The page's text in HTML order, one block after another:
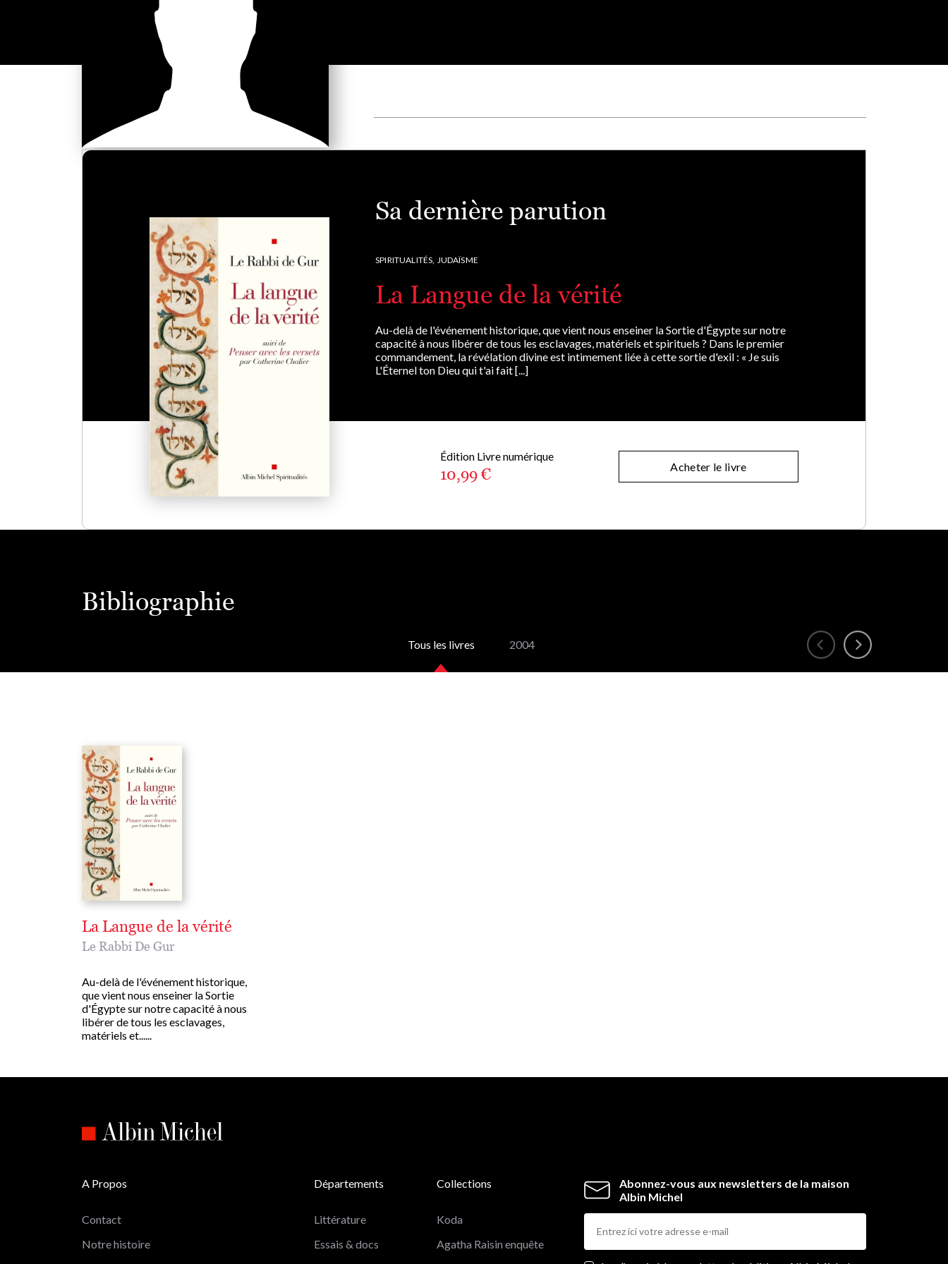
Sa dernière parution
SPIRITUALITÉS, JUDAÏSME
La Langue de la vérité
Au-delà de l'événement historique, que vient nous enseiner la Sortie d'Égypte sur notre
capacité à nous libérer de tous les esclavages, matériels et spirituels ? Dans le premier
commandement, la révélation divine est intimement liée à cette sortie d'exil : « Je suis
L'Éternel ton Dieu qui t'ai fait [...]
Édition Livre numérique
10,99 € Acheter le livre
Bibliographie
Tous les livres 2004
La Langue de la vérité
Le Rabbi De Gur
Au-delà de l'événement historique,
que vient nous enseiner la Sortie
d'Égypte sur notre capacité à nous
libérer de tous les esclavages,
matériels et......
Abonnez-vous aux newsletters de la maison
Albin Michel
A Propos
Contact
Notre histoire
Départements
Littérature
Essais & docs
Collections
Koda
Agatha Raisin enquête